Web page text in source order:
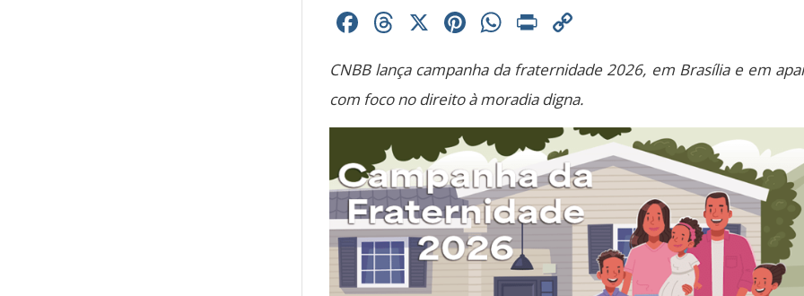
Facebook
Threads
X Pinterest
WhatsApp
Print
CNBB lança campanha da fraternidade 2026, em Brasília e em
com foco no direito à moradia digna.